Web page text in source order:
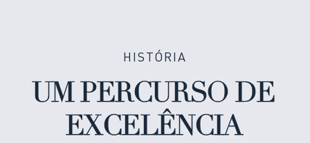
HISTÓRIA
UM PERCURSO DE
EXCELÊNCIA